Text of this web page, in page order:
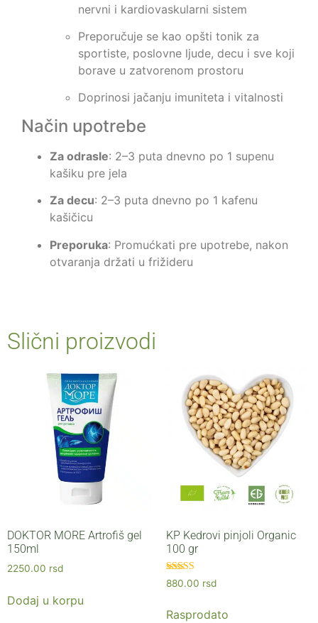
nervni i kardiovaskularni sistem
Preporučuje se kao opšti tonik za
sportiste, poslovne ljude, decu i sve koji
borave u zatvorenom prostoru
Doprinosi jačanju imuniteta i vitalnosti
Način upotrebe
Za odrasle: 2–3 puta dnevno po 1 supenu
kašiku pre jela
Za decu: 2–3 puta dnevno po 1 kafenu
kašičicu
Preporuka: Promućkati pre upotrebe, nakon
otvaranja držati u frižideru
Slični proizvodi
DOKTOR MORE Artrofiš gel
150ml
2250.00 rsd
Dodaj u korpu
KP Kedrovi pinjoli Organic
100 gr
Ocenjeno sa
5.00
880.00 rsd
Rasprodato